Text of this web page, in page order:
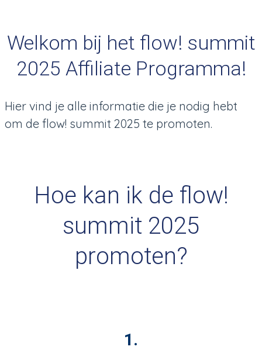
Welkom bij het flow! summit
2025 Affiliate Programma!
Hier vind je alle informatie die je nodig hebt
om de flow! summit 2025 te promoten.
Hoe kan ik de flow!
summit 2025
promoten?
1.